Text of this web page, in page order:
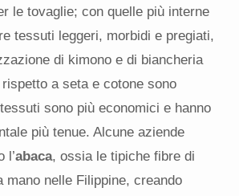
le tovaglie; con quelle più interne
tessuti leggeri, morbidi e pregiati,
di kimono e di biancheria
a seta e cotone sono
sono più economici e hanno
più tenue. Alcune aziende
l’abaca, ossia le tipiche fibre di
mano nelle Filippine, creando